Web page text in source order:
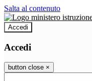
Salta al contenuto
Accedi
Accedi
button close ×